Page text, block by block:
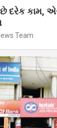
દરેક કામ,
Team